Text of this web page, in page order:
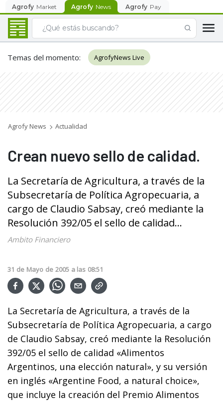
Agrofy Market Agrofy News Agrofy Pay
Temas del momento: AgrofyNews Live
Agrofy News Actualidad
Crean nuevo sello de calidad.
La Secretaría de Agricultura, a través de la
Subsecretaría de Política Agropecuaria, a
cargo de Claudio Sabsay, creó mediante la
Resolución 392/05 el sello de calidad...
Ambito Financiero
31 de Mayo de 2005 a las 08:51
La Secretaría de Agricultura, a través de la
Subsecretaría de Política Agropecuaria, a cargo
de Claudio Sabsay, creó mediante la Resolución
392/05 el sello de calidad «Alimentos
Argentinos, una elección natural», y su versión
en inglés «Argentine Food, a natural choice»,
que incluye la creación del Premio Alimentos